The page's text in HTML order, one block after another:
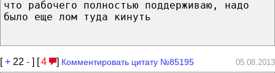
что рабочего полностью поддерживаю, надо
было еще лом туда кинуть
[+ 22 - ] [4 ] Комментировать цитату №85195 05.08.2013